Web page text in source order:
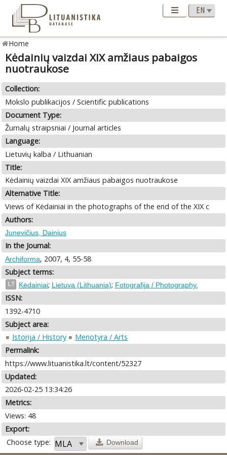
Home
Kėdainių vaizdai XIX amžiaus pabaigos
nuotraukose
Collection:
Mokslo publikacijos / Scientific publications
Document Type:
Žurnalų straipsniai / Journal articles
Language:
Lietuvių kalba / Lithuanian
Title:
Kėdainių vaizdai XIX amžiaus pabaigos nuotraukose
Alternative Title:
Views of Kėdainiai in the photographs of the end of the XIX c
Authors:
Junevičius, Dainius
In the Journal:
Archiforma, 2007, 4, 55-58
Subject terms:
LT Kėdainiai; Lietuva (Lithuania); Fotografija / Photography.
ISSN:
1392-4710
Subject area:
Istorija / History
Menotyra / Arts
Permalink:
https://www.lituanistika.lt/content/52327
Updated:
2026-02-25 13:34:26
Metrics:
Views: 48
Export:
Choose type:
Download